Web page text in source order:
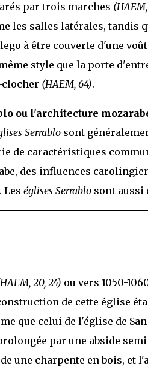
par trois marches
les salles latérales, tandis
à être couverte d'une
style que la porte
clocher (HAEM, 64).
ou l'architecture
Serrablo sont
de caractéristiques
des influences
. Les églises Serrablo sont aussi
20, 24) ou vers 1050-
de cette église
que celui de l'église de San
par une abside
une charpente en bois, et